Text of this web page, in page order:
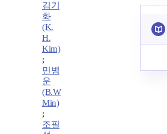
김기
화
(K.
H.
Kim)
;
민병
운
(B.W
Min)
;
조필